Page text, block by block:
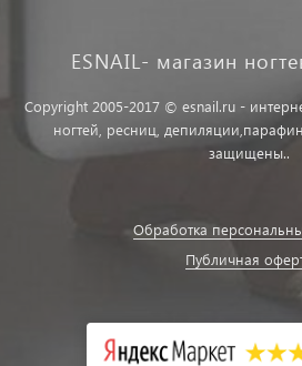
ESNAIL- магазин
Copyright 2005-2017 © esnail.ru -
ногтей, ресниц,
защищены..
Обработка
Публичная